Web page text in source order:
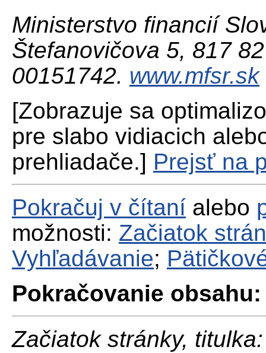
Ministerstvo financií
Štefanovičova 5, 817
00151742. www.mfsr.sk
[Zobrazuje sa
pre slabo vidiacich
prehliadače.] Prejsť na
Pokračuj v čítaní alebo
možnosti: Začiatok
Vyhľadávanie;
Pokračovanie obsahu:
Začiatok stránky, titulka: